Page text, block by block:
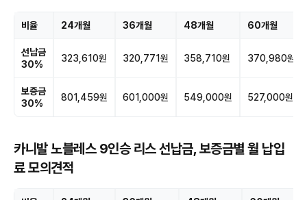
비율 24개월 36개월 48개월 60개월
선납금
30%
323,610원 320,771원 358,710원 370,980원
보증금
30%
801,459원 601,000원 549,000원 527,000원
카니발 노블레스 9인승 리스 선납금, 보증금별 월 납입
료 모의견적